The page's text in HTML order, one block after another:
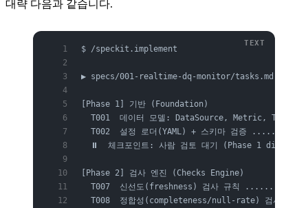
대략 다음과 같습니다.
$ /speckit.implement
▶ specs/001-realtime-dq-monitor/tasks.md 로드 —
[Phase 1] 기반 (Foundation)
T001  데이터 모델: DataSource, Metric,
T002  설정 로더(YAML) + 스키마 검증
  ⏸  체크포인트: 사람 검토 대기 (Phase 1 diff)
[Phase 2] 검사 엔진 (Checks Engine)
T007  신선도(freshness) 검사 규칙
T008  정합성(completeness/null-rate) 검사 규칙